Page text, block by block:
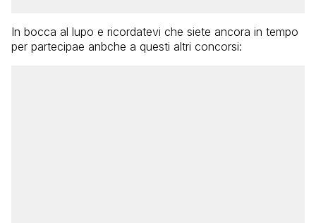
In bocca al lupo e ricordatevi che siete ancora in tempo
per partecipae anbche a questi altri concorsi: